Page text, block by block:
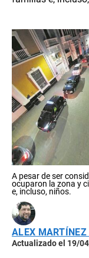
A pesar de ser
ocuparon la zona y
e, incluso, niños.
ALEX MARTÍNEZ
Actualizado el 19/